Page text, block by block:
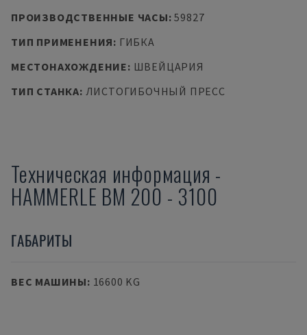
ПРОИЗВОДСТВЕННЫЕ ЧАСЫ:59827
ТИП ПРИМЕНЕНИЯ: ГИБКА
МЕСТОНАХОЖДЕНИЕ: ШВЕЙЦАРИЯ
ТИП СТАНКА: ЛИСТОГИБОЧНЫЙ ПРЕСС
Техническая информация -
HAMMERLE BM 200 - 3100
ГАБАРИТЫ
ВЕС МАШИНЫ: 16600 KG